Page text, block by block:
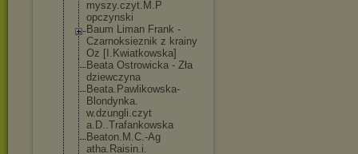
myszy.czyt.M.P
opczynski
Baum Liman Frank -
Czarnoksieznik z krainy
Oz [I.Kwiatkowska]
Beata Ostrowicka - Zła
dziewczyna
Beata.Pawlikowska-
Blondynka.
w.dzungli.czyt
a.D..Trafankowska
Beaton.M.C.-Ag
atha.Raisin.i.